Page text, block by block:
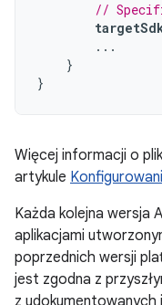
//
...
}
}
Więcej informacji o
artykule
Każda kolejna wersja
aplikacjami
poprzednich wersji
jest zgodna z
z